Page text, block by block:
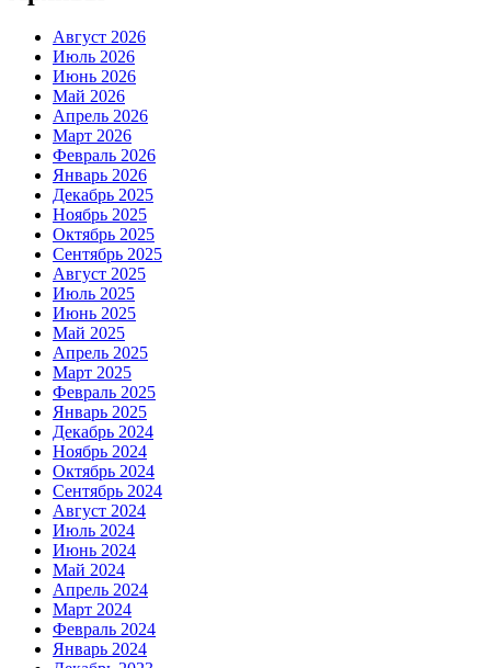
Август 2026
Июль 2026
Июнь 2026
Май 2026
Апрель 2026
Март 2026
Февраль 2026
Январь 2026
Декабрь 2025
Ноябрь 2025
Октябрь 2025
Сентябрь 2025
Август 2025
Июль 2025
Июнь 2025
Май 2025
Апрель 2025
Март 2025
Февраль 2025
Январь 2025
Декабрь 2024
Ноябрь 2024
Октябрь 2024
Сентябрь 2024
Август 2024
Июль 2024
Июнь 2024
Май 2024
Апрель 2024
Март 2024
Февраль 2024
Январь 2024